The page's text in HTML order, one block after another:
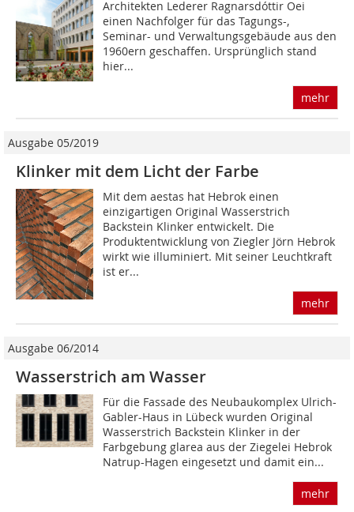
Architekten Lederer Ragnarsdóttir Oei
einen Nachfolger für das Tagungs-,
Seminar- und Verwaltungsgebäude aus den
1960ern geschaffen. Ursprünglich stand
hier...
mehr
Ausgabe 05/2019
Klinker mit dem Licht der Farbe
Mit dem aestas hat Hebrok einen
einzigartigen Original Wasserstrich
Backstein Klinker entwickelt. Die
Produktentwicklung von Ziegler Jörn Hebrok
wirkt wie illuminiert. Mit seiner Leuchtkraft
ist er...
mehr
Ausgabe 06/2014
Wasserstrich am Wasser
Für die Fassade des Neubaukomplex Ulrich-
Gabler-Haus in Lübeck wurden Original
Wasserstrich Backstein Klinker in der
Farbgebung glarea aus der Ziegelei Hebrok
Natrup-Hagen eingesetzt und damit ein...
mehr